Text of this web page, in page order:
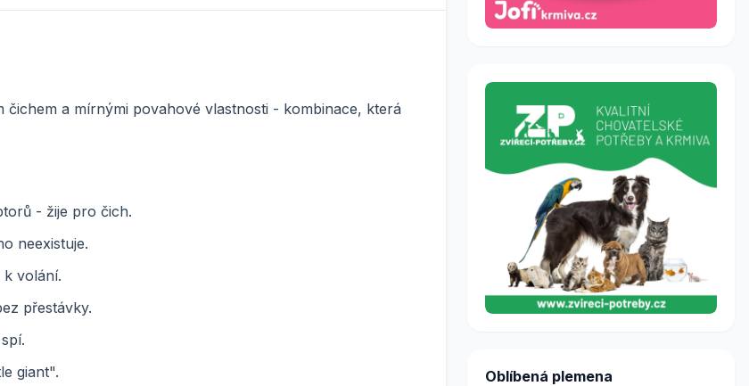
a mírnými povahové vlastnosti - kombinace, která
- žije pro čich.
neexistuje.
volání.
přestávky.
giant".
Oblíbená plemena